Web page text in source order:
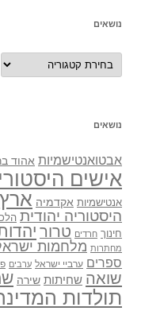
נושאים
נושאים
נושאים
אבטואנטישמיות אהוד
אישים
אנטישמיות אקדמיה
היסטוריה יהודית
חינוך חרדים טרור
מחתרות מלחמות
ספרים ערביי ישראל ערבים
שואה שחיתות שירה
תולדות